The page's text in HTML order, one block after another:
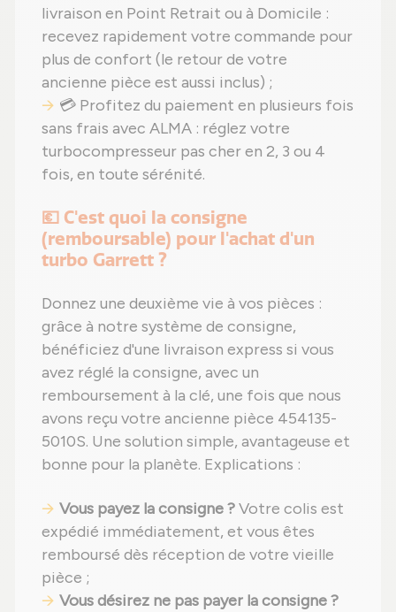
livraison en Point Retrait ou à Domicile :
recevez rapidement votre commande pour
plus de confort (le retour de votre
ancienne pièce est aussi inclus) ;
💳 Profitez du paiement en plusieurs fois
sans frais avec ALMA : réglez votre
turbocompresseur pas cher en 2, 3 ou 4
fois, en toute sérénité.
💶 C'est quoi la consigne
(remboursable) pour l'achat d'un
turbo Garrett ?
Donnez une deuxième vie à vos pièces :
grâce à notre système de consigne,
bénéficiez d'une livraison express si vous
avez réglé la consigne, avec un
remboursement à la clé, une fois que nous
avons reçu votre ancienne pièce 454135-
5010S. Une solution simple, avantageuse et
bonne pour la planète. Explications :
Vous payez la consigne ?Votre colis est
expédié immédiatement, et vous êtes
remboursé dès réception de votre vieille
pièce ;
Vous désirez ne pas payer la consigne ?